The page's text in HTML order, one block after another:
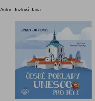
Autor: Jůzlová Jana